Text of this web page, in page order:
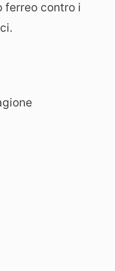
ferreo contro i